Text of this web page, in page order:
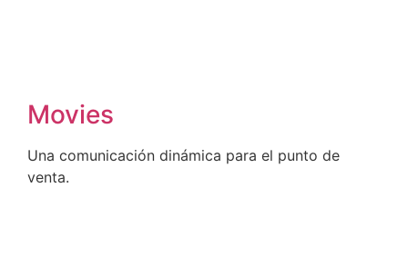
Movies
Una comunicación dinámica para el punto de
venta.